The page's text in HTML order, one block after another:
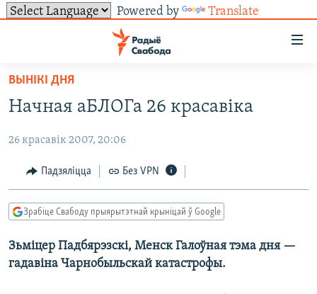
Powered by Translate
ўнівэрсальнага
доступу
Перайсьці
да
галоўнага
Перайсьці
да
галоўнай
навігацыі
Перайсьці
да
ВІДЭА І ФОТА
ЛЮДЗІ
ЭКАНОМІКА
ВАЙНА
БЕЛАРУСЫ НА ВАЙНЕ
ТЭСТЫ
БЛОГІ
ПАДКАСТЫ
КНІГІ
АЎДЫЁКНІГІ
СУВЯЗЬ
АБЫСЬЦІ БЛЯКАВАНЬНЕ
ПАДПІСАЦЦА
ПАДКАСТЫ
FACEBOOK
TWITTER
САЧЫЦЕ ЗА АБНАЎЛЕНЬНЯМІ
ВЫНІКІ ДНЯ
Начная аБЛОГа 26 красавіка
26 красавік 2007, 20:06
Падзяліцца Без VPN
Зрабіце Свабоду прыярытэтнай крыніцай ў Google
Зьміцер Падбярэзскі, Менск Галоўная тэма дня —
гадавіна Чарнобыльскай катастрофы.